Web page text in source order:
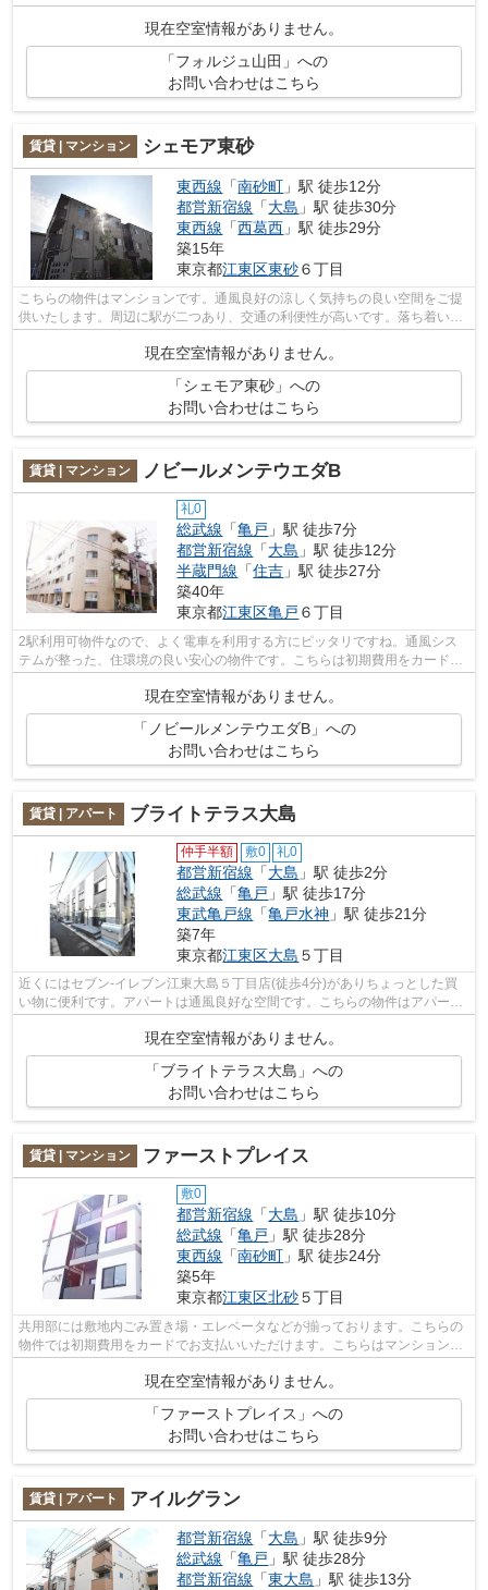
風良好な条件は健康面でも大切です。...
現在空室情報がありません。
「フォルジュ山田」への
お問い合わせはこちら
賃貸 | マンション シェモア東砂
東西線 「南砂町 」駅 徒歩12分
都営新宿線 「大島 」駅 徒歩30分
東西線 「西葛西 」駅 徒歩29分
築15年
東京都江東区東砂６丁目
こちらの物件はマンションです。通風良好の涼しく気持ちの良い空間をご提
供いたします。周辺に駅が二つあり、交通の利便性が高いです。落ち着いた
現在空室情報がありません。
「シェモア東砂」への
お問い合わせはこちら
賃貸 | マンション ノビールメンテウエダB
礼0
総武線 「亀戸 」駅 徒歩7分
都営新宿線 「大島 」駅 徒歩12分
半蔵門線 「住吉 」駅 徒歩27分
築40年
東京都江東区亀戸 ６丁目
2駅利用可物件なので、よく電車を利用する方にピッタリですね。通風シス
テムが整った、住環境の良い安心の物件です。こちらは初期費用をカードで
お支払いいただける物件です。こちらの...
現在空室情報がありません。
「ノビールメンテウエダB」への
お問い合わせはこちら
賃貸 | アパート ブライトテラス大島
仲手半額 敷0 礼0
都営新宿線 「大島 」駅 徒歩2分
総武線 「亀戸 」駅 徒歩17分
東武亀戸線 「亀戸水神 」駅 徒歩21分
築7年
東京都江東区大島 ５丁目
近くにはセブン-イレブン江東大島５丁目店(徒歩4分)がありちょっとした買
い物に便利です。アパートは通風良好な空間です。こちらの物件はアパート
現在空室情報がありません。
「ブライトテラス大島」への
お問い合わせはこちら
賃貸 | マンション ファーストプレイス
敷0
都営新宿線 「大島 」駅 徒歩10分
総武線 「亀戸 」駅 徒歩28分
東西線 「南砂町 」駅 徒歩24分
築5年
東京都江東区北砂５丁目
共用部には敷地内ごみ置き場・エレベータなどが揃っております。こちらの
物件では初期費用をカードでお支払いいただけます。こちらはマンションタ
現在空室情報がありません。
「ファーストプレイス」への
お問い合わせはこちら
賃貸 | アパート アイルグラン
都営新宿線 「大島 」駅 徒歩9分
総武線 「亀戸 」駅 徒歩28分
都営新宿線 「東大島 」駅 徒歩13分